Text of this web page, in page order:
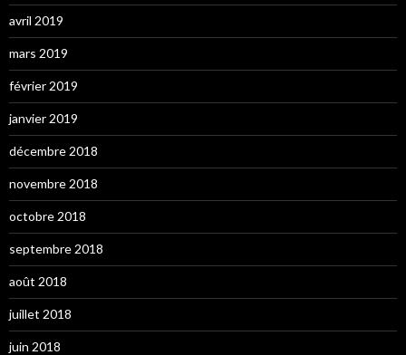
avril 2019
mars 2019
février 2019
janvier 2019
décembre 2018
novembre 2018
octobre 2018
septembre 2018
août 2018
juillet 2018
juin 2018